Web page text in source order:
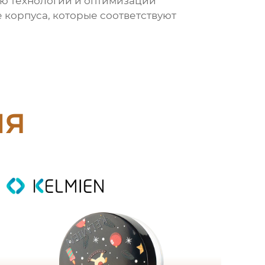
которые соответствуют